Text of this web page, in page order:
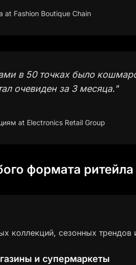
at Fashion Boutique Chain
в 50 точках было
очевиден за 3 месяца."
at Electronics Retail Group
формата ритейла
коллекций, сезонных
и супермаркеты